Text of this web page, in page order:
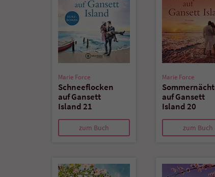
Marie Force
Schneeflocken
auf Gansett
Island 21
zum Buch
Marie Force
auf Gansett
Island 20
zum Buch